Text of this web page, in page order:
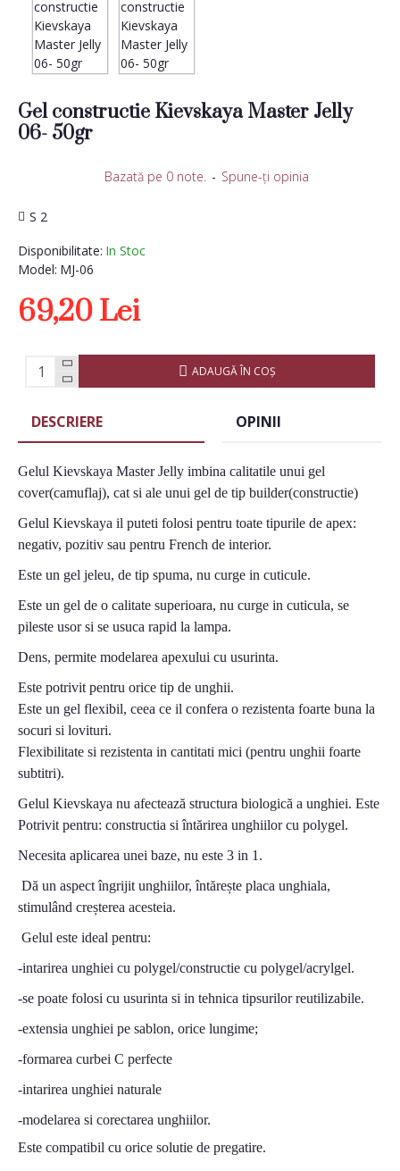
Gel constructie Kievskaya Master Jelly
06- 50gr
Disponibilitate: In Stoc
Model: MJ-06
S 2
Bazată pe 0 note. - Spune-ţi opinia
69,20 Lei
ADAUGĂ ÎN COŞ
DESCRIERE OPINII
Gelul Kievskaya Master Jelly imbina calitatile unui gel
cover(camuflaj), cat si ale unui gel de tip builder(constructie)
Gelul Kievskaya il puteti folosi pentru toate tipurile de apex:
negativ, pozitiv sau pentru French de interior.
Este un gel jeleu, de tip spuma, nu curge in cuticule.
Este un gel de o calitate superioara, nu curge in cuticula, se
pileste usor si se usuca rapid la lampa.
Dens, permite modelarea apexului cu usurinta.
Este potrivit pentru orice tip de unghii.
Este un gel flexibil, ceea ce il confera o rezistenta foarte buna la
socuri si lovituri.
Flexibilitate si rezistenta in cantitati mici (pentru unghii foarte
subtitri).
Gelul Kievskaya nu afectează structura biologică a unghiei. Este
Potrivit pentru: constructia si întărirea unghiilor cu polygel.
Necesita aplicarea unei baze, nu este 3 in 1.
Dă un aspect îngrijit unghiilor, întărește placa unghiala,
stimulând creșterea acesteia.
Gelul este ideal pentru:
-intarirea unghiei cu polygel/constructie cu polygel/acrylgel.
-se poate folosi cu usurinta si in tehnica tipsurilor reutilizabile.
-extensia unghiei pe sablon, orice lungime;
-formarea curbei C perfecte
-intarirea unghiei naturale
-modelarea si corectarea unghiilor.
Este compatibil cu orice solutie de pregatire.